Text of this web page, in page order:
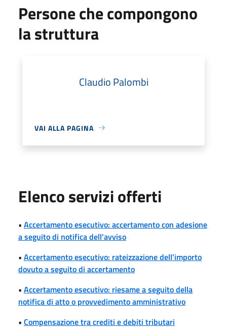
Persone che compongono
la struttura
Claudio Palombi
VAI ALLA PAGINA
Elenco servizi offerti
• Accertamento esecutivo: accertamento con adesione
a seguito di notifica dell'avviso
• Accertamento esecutivo: rateizzazione dell'importo
dovuto a seguito di accertamento
• Accertamento esecutivo: riesame a seguito della
notifica di atto o provvedimento amministrativo
• Compensazione tra crediti e debiti tributari